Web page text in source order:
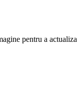
pentru a actualiza